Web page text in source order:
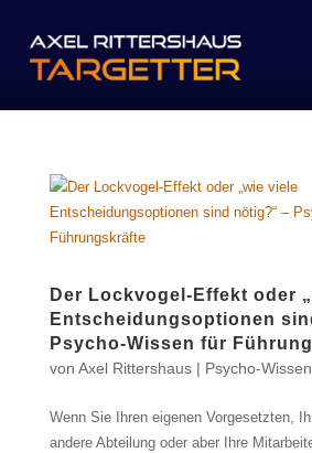
Der Lockvogel-Effekt oder
Entscheidungsoptionen
Psycho-Wissen für
von Axel Rittershaus| Psycho-Wissen
Wenn Sie Ihren eigenen Vorgesetzten,
andere Abteilung oder aber Ihre